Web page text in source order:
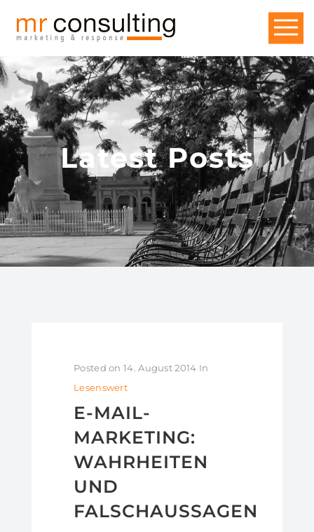
Latest Posts
Posted on 14. August 2014 In
Lesenswert
E-MAIL-
MARKETING:
WAHRHEITEN
UND
FALSCHAUSSAGEN